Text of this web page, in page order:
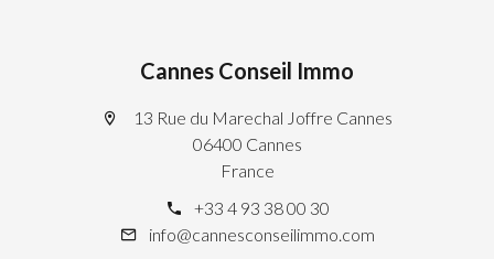
Cannes Conseil Immo
13 Rue du Marechal Joffre Cannes
06400 Cannes
France
+33 4 93 38 00 30
info@cannesconseilimmo.com